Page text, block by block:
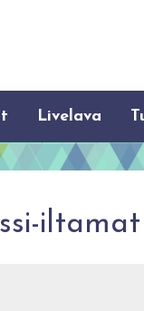
Livelava
iltamat